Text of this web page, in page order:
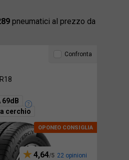
pneumatici al prezzo da
69dB
cerchio
4,64 22 opinioni
Confronta